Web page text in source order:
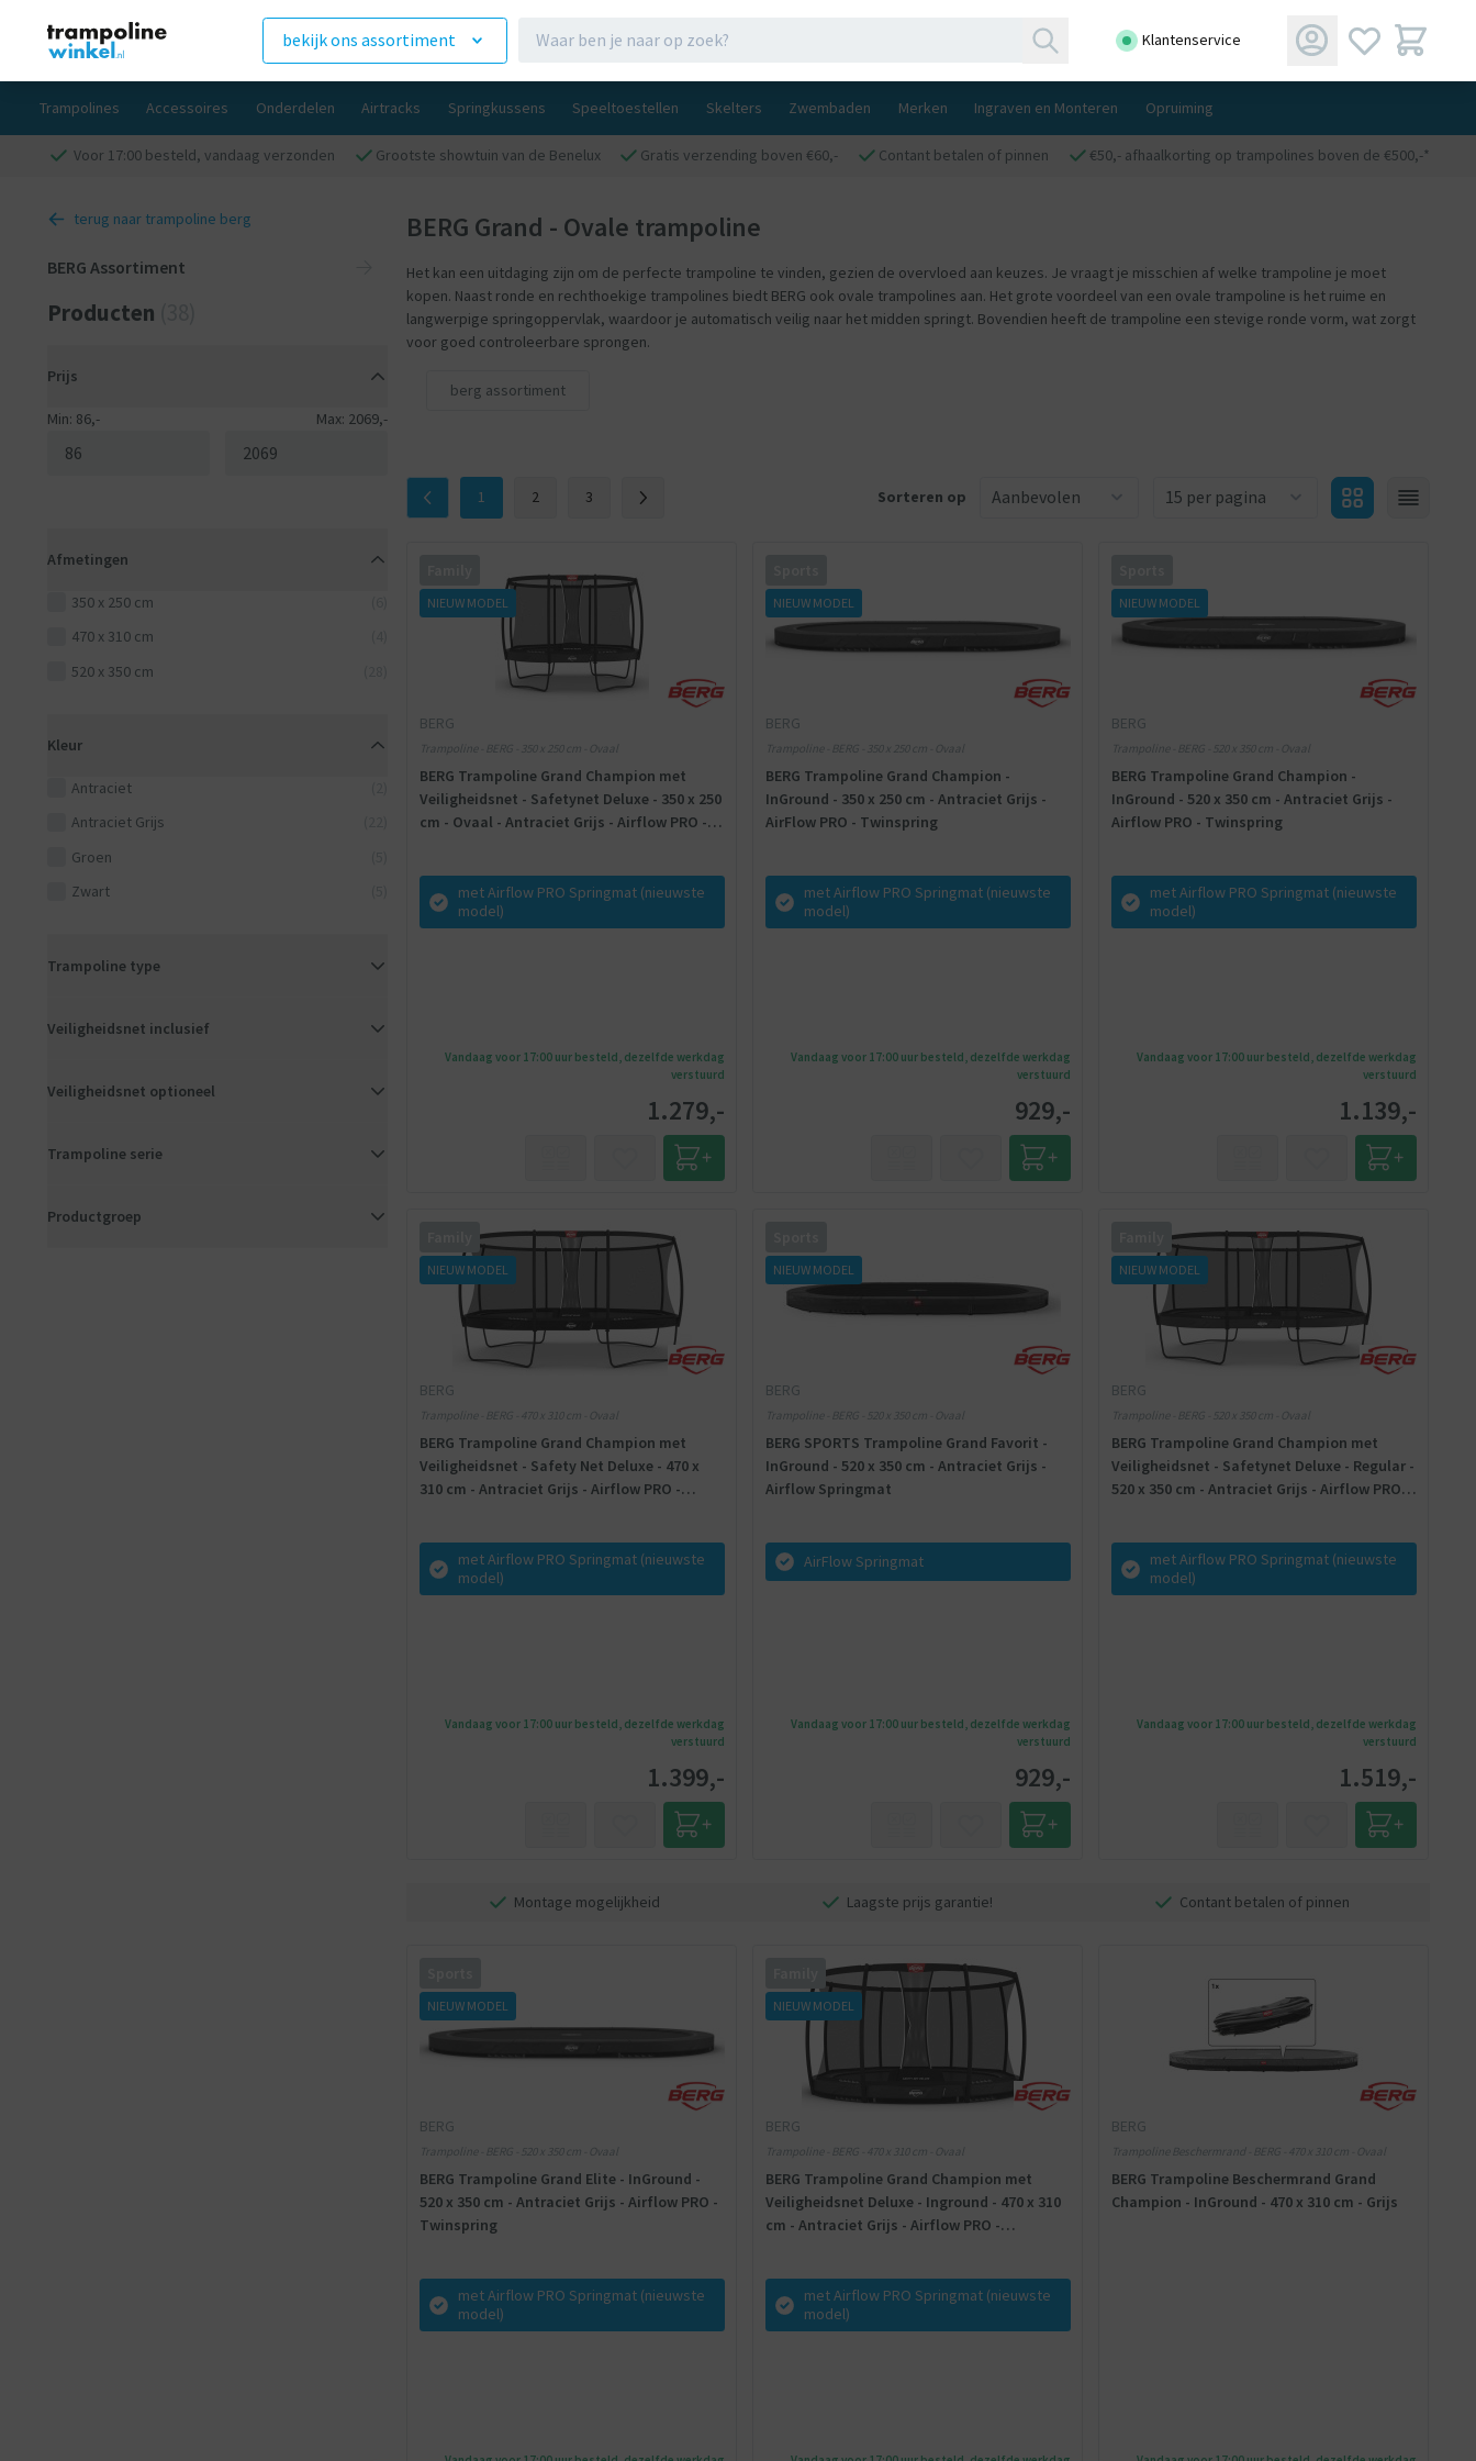
bekijk ons assortiment Klantenservice
Trampolines Accessoires Onderdelen Airtracks Springkussens Speeltoestellen Skelters Zwembaden Merken Ingraven en Monteren Opruiming
Voor 17:00 besteld, vandaag verzonden Grootste showtuin van de Benelux Gratis verzending boven €60,- Contant betalen of pinnen €50,- afhaalkorting op trampolines boven de €500,-*
terug naar trampoline berg
BERG Assortiment
Producten
Prijs
Min: 86,- Max: 2069,-
Afmetingen
350 x 250 cm
470 x 310 cm
520 x 350 cm
Kleur
Antraciet
Antraciet Grijs
Groen
Zwart
Trampoline type
Veiligheidsnet inclusief
Veiligheidsnet optioneel
Trampoline serie
Productgroep
BERG Grand - Ovale trampoline
Het kan een uitdaging zijn om de perfecte trampoline te vinden, gezien de overvloed aan keuzes. Je vraagt je misschien af welke trampoline je moet
kopen. Naast ronde en rechthoekige trampolines biedt BERG ook ovale trampolines aan. Het grote voordeel van een ovale trampoline is het ruime en
langwerpige springoppervlak, waardoor je automatisch veilig naar het midden springt. Bovendien heeft de trampoline een stevige ronde vorm, wat zorgt
voor goed controleerbare sprongen.
berg assortiment
1 2 3 Sorteren op
NIEUW MODEL
BERG
Trampoline - BERG - 350 x 250 cm - Ovaal
BERG Trampoline Grand Champion met
Veiligheidsnet - Safetynet Deluxe - 350 x 250
cm - Ovaal - Antraciet Grijs - Airflow PRO -
met Airflow PRO Springmat (nieuwste
model)
Vandaag voor 17:00 uur besteld, dezelfde werkdag
verstuurd
1.279,-
NIEUW MODEL
BERG
Trampoline - BERG - 350 x 250 cm - Ovaal
BERG Trampoline Grand Champion -
InGround - 350 x 250 cm - Antraciet Grijs -
AirFlow PRO - Twinspring
met Airflow PRO Springmat (nieuwste
model)
Vandaag voor 17:00 uur besteld, dezelfde werkdag
verstuurd
929,-
NIEUW MODEL
BERG
Trampoline - BERG - 520 x 350 cm - Ovaal
BERG Trampoline Grand Champion -
InGround - 520 x 350 cm - Antraciet Grijs -
Airflow PRO - Twinspring
met Airflow PRO Springmat (nieuwste
model)
Vandaag voor 17:00 uur besteld, dezelfde werkdag
verstuurd
1.139,-
NIEUW MODEL
BERG
Trampoline - BERG - 470 x 310 cm - Ovaal
BERG Trampoline Grand Champion met
Veiligheidsnet - Safety Net Deluxe - 470 x
310 cm - Antraciet Grijs - Airflow PRO -
met Airflow PRO Springmat (nieuwste
model)
Vandaag voor 17:00 uur besteld, dezelfde werkdag
verstuurd
1.399,-
NIEUW MODEL
BERG
Trampoline - BERG - 520 x 350 cm - Ovaal
BERG SPORTS Trampoline Grand Favorit -
InGround - 520 x 350 cm - Antraciet Grijs -
Airflow Springmat
AirFlow Springmat
Vandaag voor 17:00 uur besteld, dezelfde werkdag
verstuurd
929,-
NIEUW MODEL
BERG
Trampoline - BERG - 520 x 350 cm - Ovaal
BERG Trampoline Grand Champion met
Veiligheidsnet - Safetynet Deluxe - Regular -
520 x 350 cm - Antraciet Grijs - Airflow PRO -
met Airflow PRO Springmat (nieuwste
model)
Vandaag voor 17:00 uur besteld, dezelfde werkdag
verstuurd
1.519,-
Montage mogelijkheid Laagste prijs garantie! Contant betalen of pinnen
NIEUW MODEL
BERG
Trampoline - BERG - 520 x 350 cm - Ovaal
BERG Trampoline Grand Elite - InGround -
520 x 350 cm - Antraciet Grijs - Airflow PRO -
Twinspring
met Airflow PRO Springmat (nieuwste
model)
NIEUW MODEL
BERG
Trampoline - BERG - 470 x 310 cm - Ovaal
BERG Trampoline Grand Champion met
Veiligheidsnet Deluxe - Inground - 470 x 310
cm - Antraciet Grijs - Airflow PRO -
met Airflow PRO Springmat (nieuwste
model)
BERG
Trampoline Beschermrand - BERG - 470 x 310 cm - Ovaal
BERG Trampoline Beschermrand Grand
Champion - InGround - 470 x 310 cm - Grijs